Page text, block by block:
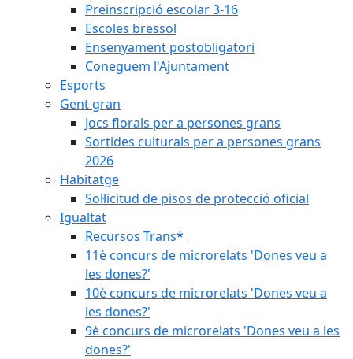
Preinscripció escolar 3-16
Escoles bressol
Ensenyament postobligatori
Coneguem l'Ajuntament
Esports
Gent gran
Jocs florals per a persones grans
Sortides culturals per a persones grans
2026
Habitatge
Sol·licitud de pisos de protecció oficial
Igualtat
Recursos Trans*
11è concurs de microrelats 'Dones veu a
les dones?'
10è concurs de microrelats 'Dones veu a
les dones?'
9è concurs de microrelats 'Dones veu a les
dones?'